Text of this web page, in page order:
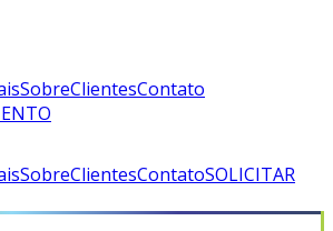
SobreClientesContato
SobreClientesContatoSOLICITAR